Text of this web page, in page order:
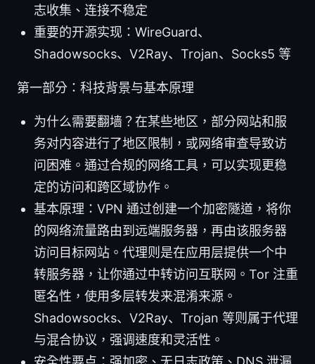
志收集、连接不稳定
重要的开源实现：WireGuard、
Shadowsocks、V2Ray、Trojan、Socks5 等
第一部分：科技背景与基本原理
为什么需要翻墙？在某些地区，部分网站和服
务对内容进行了地区限制，或网络审查导致访
问困难。通过合规的网络工具，可以实现更稳
定的访问和跨区域协作。
基本原理：VPN 通过创建一个加密隧道，将你
的网络流量路由到远端服务器，再由该服务器
访问目标网站。代理则是在应用层提供一个中
转服务器，让你通过中转访问互联网。Tor 注重
匿名性，使用多层转发来混淆来源。
Shadowsocks、V2Ray、Trojan 等则属于代理
与混合协议，强调速度和灵活性。